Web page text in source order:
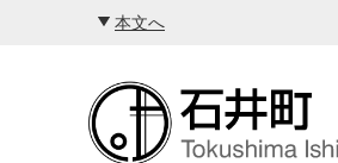
本文へ